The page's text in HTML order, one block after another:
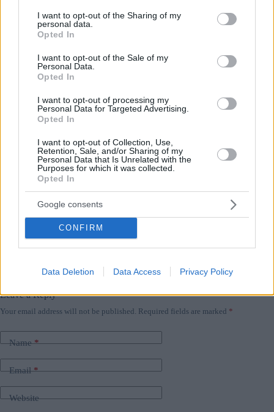
not limited to your visit or usage behaviour. You may click to
grant or deny consent to Google and its third-party tags to
use your data for below specified purposes in below Google
consent section.
I want to opt-out of the Sharing of my
personal data.
Opted In
I want to opt-out of the Sale of my
Personal Data.
Opted In
I want to opt-out of processing my
Personal Data for Targeted Advertising.
Opted In
I want to opt-out of Collection, Use,
Retention, Sale, and/or Sharing of my
Personal Data that Is Unrelated with the
Purposes for which it was collected.
Opted In
Google consents
CONFIRM
Data Deletion Data Access Privacy Policy
Anche il rischio di un parlamento a tre partiti in stallo è
diminuito, in parte perché il sostegno al Mi Hazánk
Mozgalom (Movimento per la Nostra Patria) di estrema destra
La proiezione evidenzia che le gare ravvicinate nei distretti di
determinare l’equilibrio parlamentare. Le visite in campagna
elettorale sia di Orbán Viktor che di Magyar Péter
sottolineano l’importanza di queste circoscrizioni.
Se i sondaggi indipendenti si riveleranno accurati, Tisza
potrebbe addirittura avvicinarsi a una maggioranza
costituzionale, anche se ciò richiederebbe vittorie in distretti
storicamente pro-Fidesz come Szigetvár, Hatvan e
governo ungherese
peter magyar e il partito tisza
Leave a Reply
Your email address will not be published. Required fields are marked *
Name*
Email*
Website